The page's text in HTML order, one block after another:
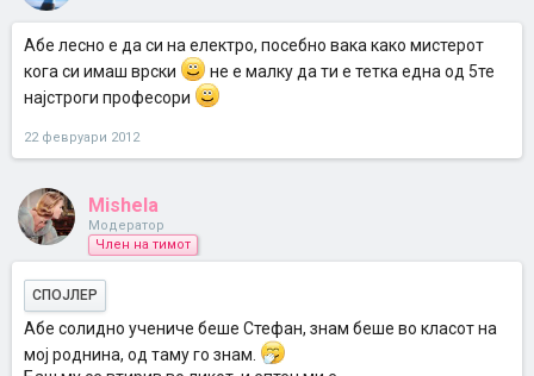
Абе лесно е да си на електро, посебно вака како мистерот
кога си имаш врски
не е малку да ти е тетка една од 5те
најстроги професори
22 февруари 2012
Mishela
Модератор
Член на тимот
СПОЈЛЕР
Абе солидно учениче беше Стефан, знам беше во класот на
мој роднина, од таму го знам.